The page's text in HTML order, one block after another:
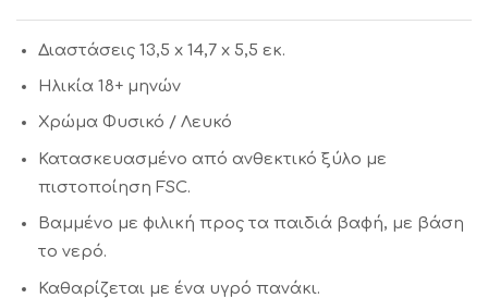
Διαστάσεις 13,5 x 14,7 x 5,5 εκ.
Ηλικία 18+ μηνών
Χρώμα Φυσικό / Λευκό
Κατασκευασμένο από ανθεκτικό ξύλο με
πιστοποίηση FSC.
Βαμμένο με φιλική προς τα παιδιά βαφή, με βάση
το νερό.
Καθαρίζεται με ένα υγρό πανάκι.